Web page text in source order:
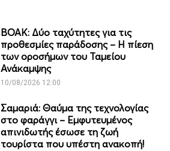
ΒΟΑΚ: Δύο ταχύτητες για τις
προθεσμίες παράδοσης – Η πίεση
των οροσήμων του Ταμείου
Ανάκαμψης
10/08/2026 12:00
Σαμαριά: Θαύμα της τεχνολογίας
στο φαράγγι – Εμφυτευμένος
απινιδωτής έσωσε τη ζωή
τουρίστα που υπέστη ανακοπή!